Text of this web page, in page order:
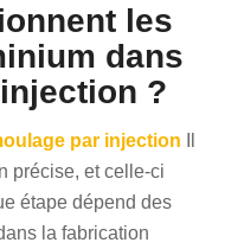
les
dans
?
par injection
précise, et celle-ci
étape dépend des
la fabrication